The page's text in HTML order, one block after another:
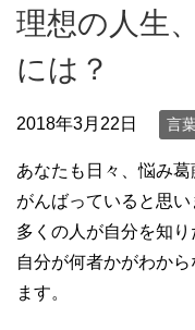
理想の人生
には？
2018年3月22日 言葉
あなたも日々、悩み
がんばっていると思い
多くの人が自分を知り
自分が何者かがわか
ます。